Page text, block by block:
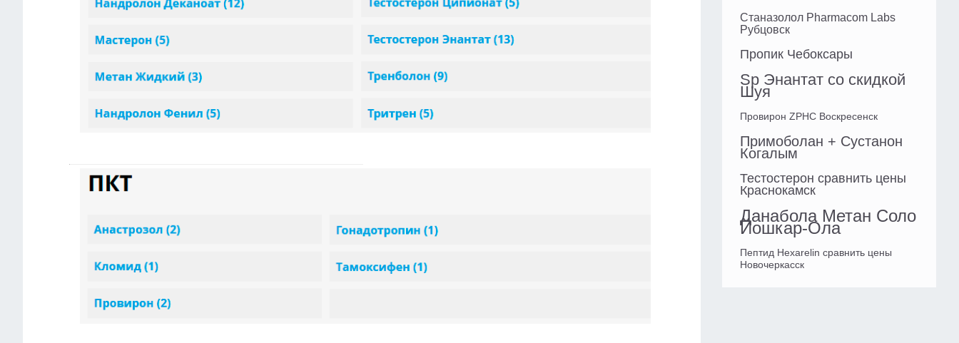
Станазолол Pharmacom Labs
Рубцовск
Пропик Чебоксары
Sp Энантат со скидкой
Шуя
Провирон ZPHC Воскресенск
Примоболан + Сустанон
Когалым
Тестостерон сравнить цены
Краснокамск
Данабола Метан Соло
Йошкар-Ола
Пептид Hexarelin сравнить цены
Новочеркасск